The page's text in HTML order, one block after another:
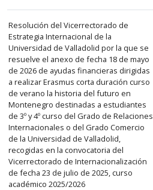
Resolución del Vicerrectorado de
Estrategia Internacional de la
Universidad de Valladolid por la que se
resuelve el anexo de fecha 18 de mayo
de 2026 de ayudas financieras dirigidas
a realizar Erasmus corta duración curso
de verano la historia del futuro en
Montenegro destinadas a estudiantes
de 3º y 4º curso del Grado de Relaciones
Internacionales o del Grado Comercio
de la Universidad de Valladolid,
recogidas en la convocatoria del
Vicerrectorado de Internacionalización
de fecha 23 de julio de 2025, curso
académico 2025/2026